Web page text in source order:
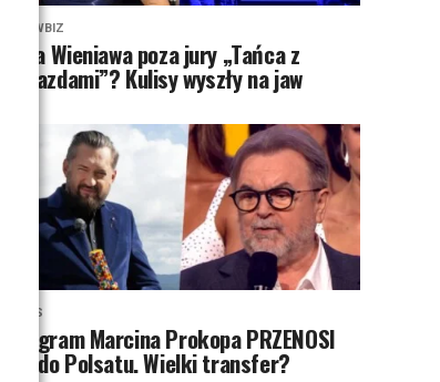
SHOWBIZ
Julia Wieniawa poza jury „Tańca z
Gwiazdami”? Kulisy wyszły na jaw
NEWS
Program Marcina Prokopa PRZENOSI
SIĘ do Polsatu. Wielki transfer?